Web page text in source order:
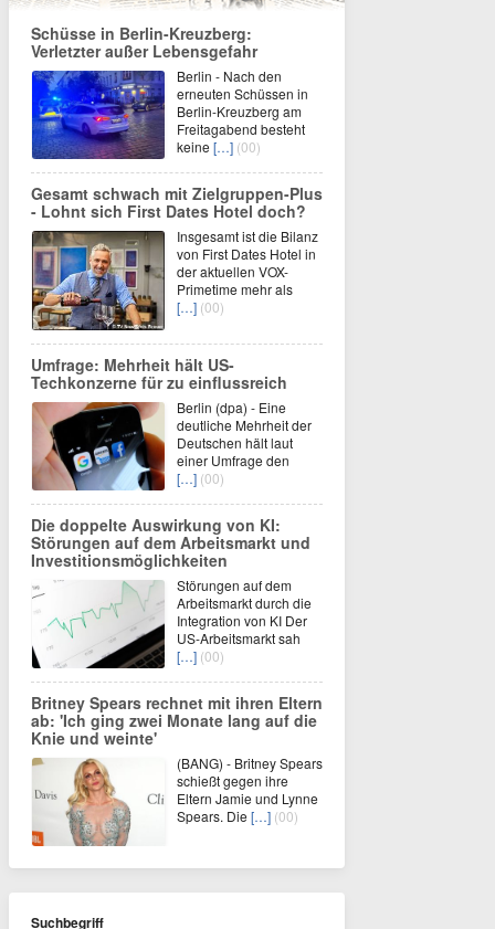
Schüsse in Berlin-Kreuzberg:
Verletzter außer Lebensgefahr
Berlin - Nach den
erneuten Schüssen in
Berlin-Kreuzberg am
Freitagabend besteht
keine […] (00)
Gesamt schwach mit Zielgruppen-Plus
- Lohnt sich First Dates Hotel doch?
Insgesamt ist die Bilanz
von First Dates Hotel in
der aktuellen VOX-
Primetime mehr als
[…] (00)
Umfrage: Mehrheit hält US-
Techkonzerne für zu einflussreich
Berlin (dpa) - Eine
deutliche Mehrheit der
Deutschen hält laut
einer Umfrage den
[…] (00)
Die doppelte Auswirkung von KI:
Störungen auf dem Arbeitsmarkt und
Investitionsmöglichkeiten
Störungen auf dem
Arbeitsmarkt durch die
Integration von KI Der
US-Arbeitsmarkt sah
[…] (00)
Britney Spears rechnet mit ihren Eltern
ab: 'Ich ging zwei Monate lang auf die
Knie und weinte'
(BANG) - Britney Spears
schießt gegen ihre
Eltern Jamie und Lynne
Spears. Die […] (00)
Suchbegriff